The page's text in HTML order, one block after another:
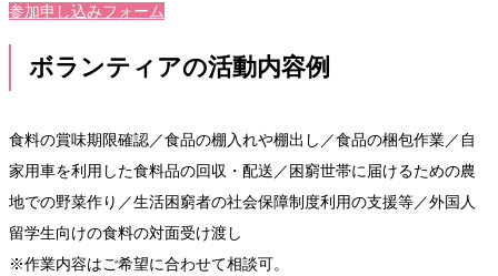
参加申し込みフォーム
ボランティアの活動内容例
食料の賞味期限確認／食品の棚入れや棚出し／食品の梱包作業／自
家用車を利用した食料品の回収・配送／困窮世帯に届けるための農
地での野菜作り／生活困窮者の社会保障制度利用の支援等／外国人
留学生向けの食料の対面受け渡し
※作業内容はご希望に合わせて相談可。